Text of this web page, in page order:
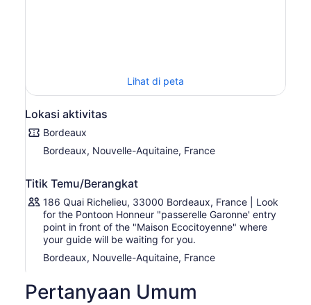
Lihat di peta
Lokasi aktivitas
Bordeaux
Bordeaux, Nouvelle-Aquitaine, France
Titik Temu/Berangkat
186 Quai Richelieu, 33000 Bordeaux, France | Look
for the Pontoon Honneur "passerelle Garonne' entry
point in front of the "Maison Ecocitoyenne" where
your guide will be waiting for you.
Bordeaux, Nouvelle-Aquitaine, France
Pertanyaan Umum